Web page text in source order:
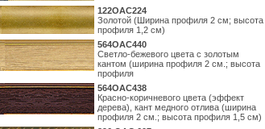
122OAC224
Золотой (Ширина профиля 2 см; высота
профиля 1,2 см)
564ОАС440
Светло-бежевого цвета с золотым
кантом (ширина профиля 2 см.; высота
профиля
564ОАС438
Красно-коричневого цвета (эффект
дерева), кант медного отлива (ширина
профиля 2 см.; высота профиля 1,5 см)